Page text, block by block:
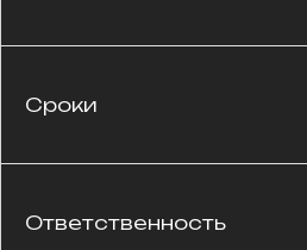
Сроки
Ответственность